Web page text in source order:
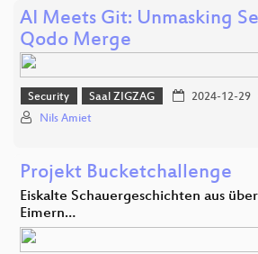
AI Meets Git: Unmasking
Qodo Merge
Security Saal ZIGZAG 2024-12-29
Nils Amiet
Projekt Bucketchallenge
Eiskalte Schauergeschichten aus
Eimern…